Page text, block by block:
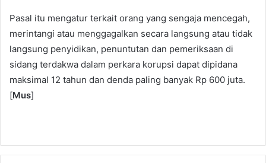
Pasal itu mengatur terkait orang yang sengaja mencegah,
merintangi atau menggagalkan secara langsung atau tidak
langsung penyidikan, penuntutan dan pemeriksaan di
sidang terdakwa dalam perkara korupsi dapat dipidana
maksimal 12 tahun dan denda paling banyak Rp 600 juta.
[Mus]